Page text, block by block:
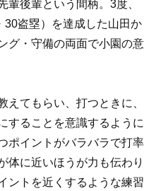
後輩という間柄。3度、
30盗塁）を達成した山田か
グ・守備の両面で小園の意
えてもらい、打つときに、
することを意識するように
ポイントがバラバラで打率
体に近いほうが力も伝わり
ントを近くするような練習